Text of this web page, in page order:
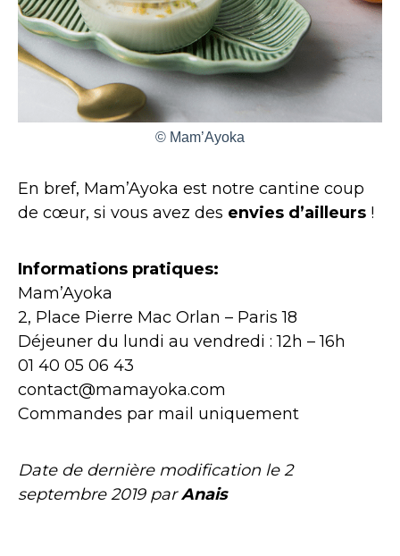
© Mam’Ayoka
En bref, Mam’Ayoka est notre cantine coup
de cœur, si vous avez des envies d’ailleurs !
Informations pratiques:
Mam’Ayoka
2, Place Pierre Mac Orlan – Paris 18
Déjeuner du lundi au vendredi : 12h – 16h
01 40 05 06 43
contact@mamayoka.com
Commandes par mail uniquement
Date de dernière modification le2
septembre 2019 parAnais